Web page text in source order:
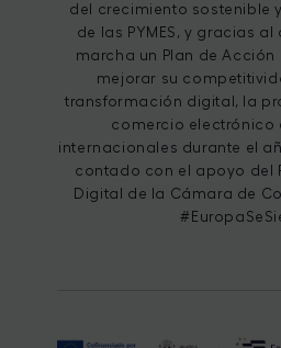
del crecimiento sostenible
de las PYMES, y gracias
marcha un Plan de
mejorar su
transformación digital, la
comercio electrónico
internacionales durante el
contado con el apoyo del
Digital de la Cámara de